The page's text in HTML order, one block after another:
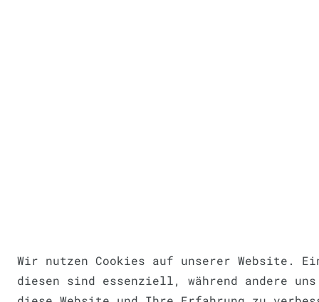
Wir nutzen Cookies auf unserer Website.
diesen sind essenziell, während andere